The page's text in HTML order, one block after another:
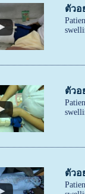
ตัวอ
ตัวอ
ตัวอ